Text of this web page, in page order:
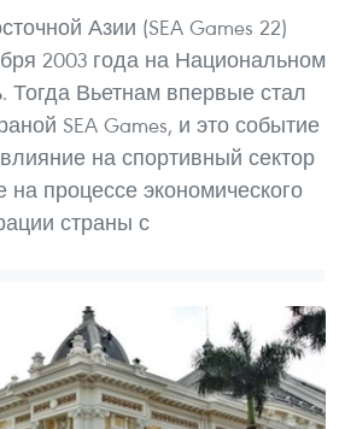
Азии (SEA Games 22)
2003 года на Национальном
Тогда Вьетнам впервые стал
SEA Games, и это событие
на спортивный сектор
на процессе экономического
страны с